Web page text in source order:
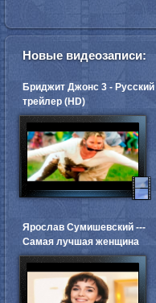
Новые видеозаписи:
Бриджит Джонс 3 - Русский
трейлер (HD)
Ярослав Сумишевский ---
Самая лучшая женщина